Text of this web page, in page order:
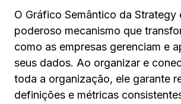
O Gráfico Semântico da Strategy
poderoso mecanismo que
como as empresas gerenciam e
seus dados. Ao organizar e
toda a organização, ele garante
definições e métricas